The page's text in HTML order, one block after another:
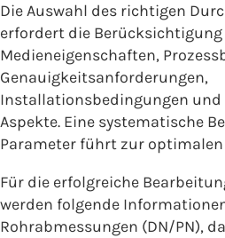
Die Auswahl des richtigen
erfordert die
Medieneigenschaften,
Genauigkeitsanforderungen,
Installationsbedingungen
Aspekte. Eine systematische
Parameter führt zur optimalen
Für die erfolgreiche
werden folgende
Rohrabmessungen (DN/PN),